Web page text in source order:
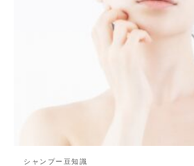
シャンプー豆知識